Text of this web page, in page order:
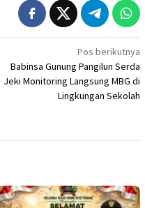
Pos berikutnya
Babinsa Gunung Pangilun Serda
Jeki Monitoring Langsung MBG di
Lingkungan Sekolah